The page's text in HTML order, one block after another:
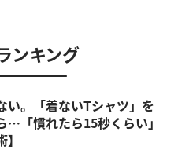
ンキング
い。「着ないTシャツ」を
…「慣れたら15秒くらい」